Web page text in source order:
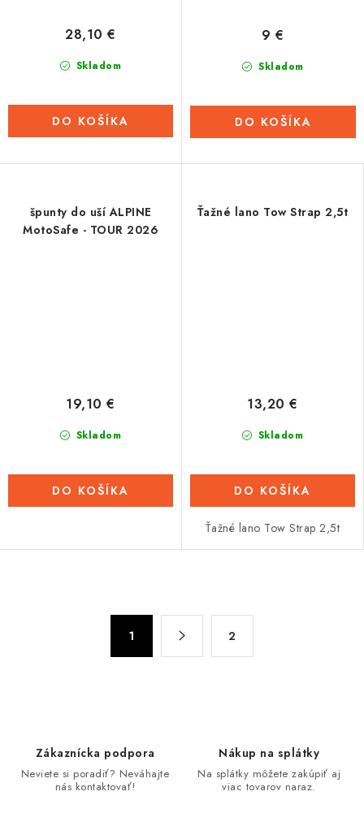
Skladom
28,10 €
DO KOŠÍKA
Skladom
9 €
DO KOŠÍKA
špunty do uší ALPINE
MotoSafe - TOUR 2026
Skladom
19,10 €
DO KOŠÍKA
Ťažné lano Tow Strap 2,5t
Skladom
13,20 €
DO KOŠÍKA
Ťažné lano Tow Strap 2,5t
1 2
Zákaznícka podpora
Neviete si poradiť? Neváhajte
nás kontaktovať!
Nákup na splátky
Na splátky môžete zakúpiť aj
viac tovarov naraz.